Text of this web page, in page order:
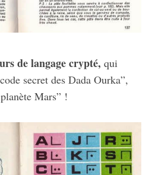
de langage crypté, qui
secret des Dada Ourka”,
Mars” !